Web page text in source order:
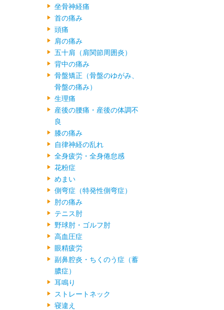
坐骨神経痛
首の痛み
頭痛
肩の痛み
五十肩（肩関節周囲炎）
背中の痛み
骨盤矯正（骨盤のゆがみ、
骨盤の痛み）
生理痛
産後の腰痛・産後の体調不
良
膝の痛み
自律神経の乱れ
全身疲労・全身倦怠感
花粉症
めまい
側弯症（特発性側弯症）
肘の痛み
テニス肘
野球肘・ゴルフ肘
高血圧症
眼精疲労
副鼻腔炎・ちくのう症（蓄
膿症）
耳鳴り
ストレートネック
寝違え